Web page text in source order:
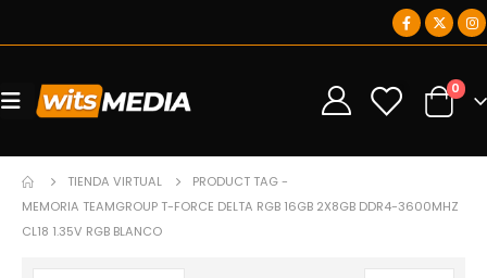
0 0
TIENDA VIRTUAL
PRODUCT TAG -
MEMORIA TEAMGROUP T-FORCE DELTA RGB 16GB 2X8GB DDR4-3600MHZ
CL18 1.35V RGB BLANCO